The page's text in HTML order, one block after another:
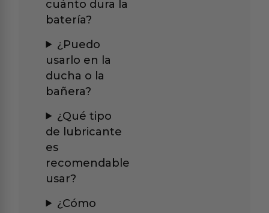
cuánto dura la
batería?
¿Puedo
usarlo en la
ducha o la
bañera?
¿Qué tipo
de lubricante
es
recomendable
usar?
¿Cómo